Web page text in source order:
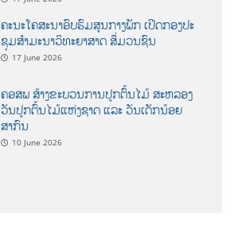
ຄະນະໂຄສະນາອົບຮົມສູນກາງພັກ ເປີດກອງປະ
ຊຸມສຳມະນາວິທະຍາສາດ ສຶ່ມວນຊົນ
17 June 2026
ຄອສພ ສ້າງຂະບວນການປູກຕົ້ນໄມ້ ສະຫລອງ
ວັນປູກຕົ້ນໄມ້ແຫ່ງຊາດ ແລະ ວັນເດັກນ້ອຍ
ສາກົນ
10 June 2026